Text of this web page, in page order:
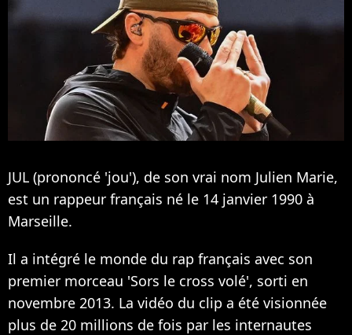
JUL (prononcé 'jou'), de son vrai nom Julien Marie,
est un rappeur français né le 14 janvier 1990 à
Marseille.
Il a intégré le monde du rap français avec son
premier morceau 'Sors le cross volé', sorti en
novembre 2013. La vidéo du clip a été visionnée
plus de 20 millions de fois par les internautes